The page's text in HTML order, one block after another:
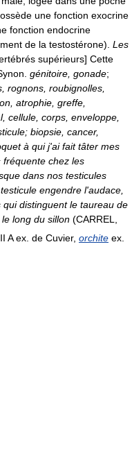
une fonction exocrine
fonction endocrine
de la testostérone). Les
supérieurs] Cette
génitoire, gonade;
rognons, roubignolles,
atrophie, greffe,
cellule, corps, enveloppe,
biopsie, cancer,
à qui j'ai fait tâter mes
chez les
dans nos testicules
engendre l'audace,
distinguent le taureau de
long du sillon (CARREL,
A ex. de Cuvier, orchite ex.